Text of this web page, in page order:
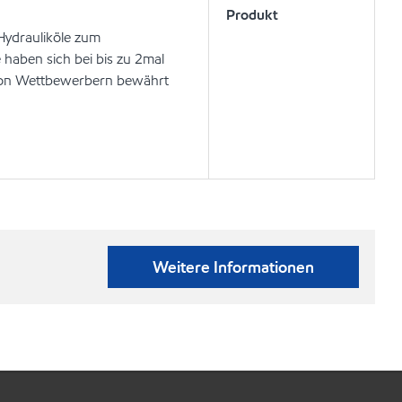
zum
sich bei bis zu 2mal
Wettbewerbern bewährt
Produkt
Weitere Informationen